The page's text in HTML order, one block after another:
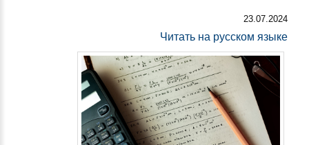
23.07.2024
Читать на русском языке